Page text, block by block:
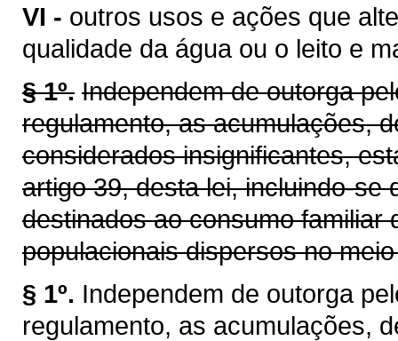
VI - outros usos e ações que
qualidade da água ou o leito e
§ 1º. Independem de outorga
regulamento, as acumulações,
considerados insignificantes,
artigo 39, desta lei, incluindo-se
destinados ao consumo familiar
populacionais dispersos no
§ 1º. Independem de outorga
regulamento, as acumulações,